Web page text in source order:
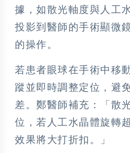
據，如散光軸度與人工
投影到醫師的手術顯微
的操作。
若患者眼球在手術中移
蹤並即時調整定位，避
差。鄭醫師補充：「散
位，若人工水晶體旋轉
效果將大打折扣。」